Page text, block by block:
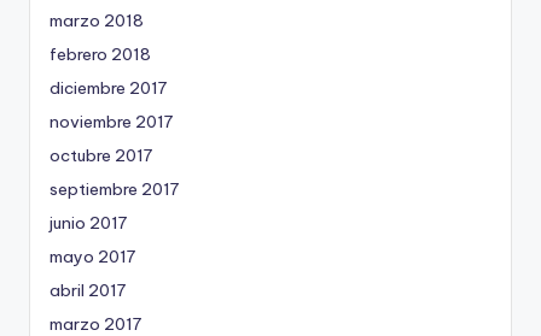
marzo 2018
febrero 2018
diciembre 2017
noviembre 2017
octubre 2017
septiembre 2017
junio 2017
mayo 2017
abril 2017
marzo 2017